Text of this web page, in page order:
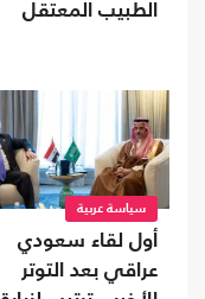
الطبيب المعتقل
سياسة عربية
أول لقاء سعودي
عراقي بعد التوتر